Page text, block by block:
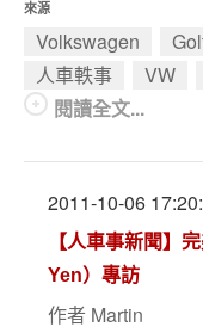
來源
Volkswagen
人車軼事
VW
閱讀全文...
2011-10-06
【人車事新聞】
Yen）專訪
作者 Martin